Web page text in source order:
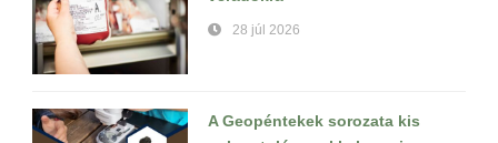
28 júl 2026
A Geopéntekek sorozata kis